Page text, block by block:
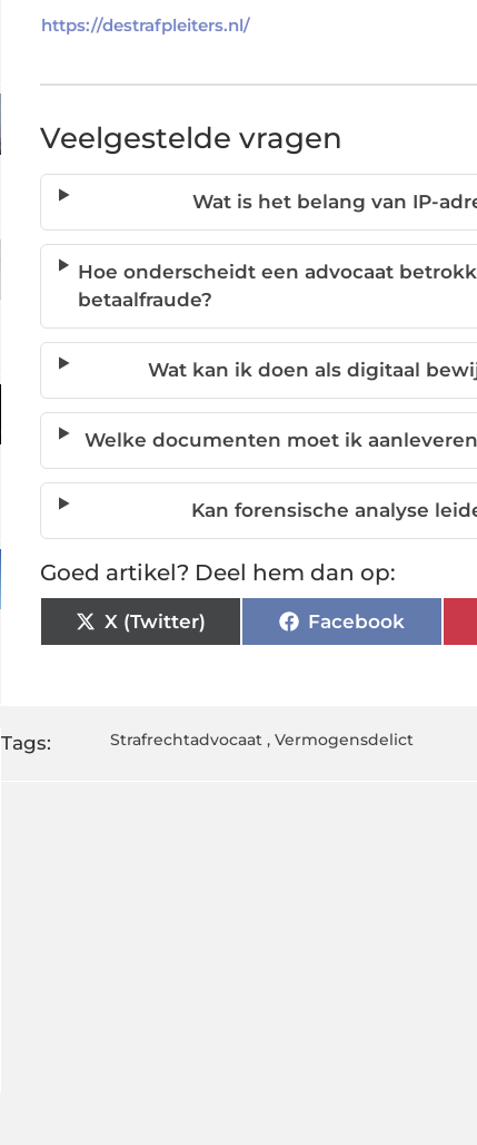
https://destrafpleiters.nl/
Veelgestelde vragen
Wat is het belang van IP-
Hoe onderscheidt een advocaat
betaalfraude?
Wat kan ik doen als digitaal
Welke documenten moet ik
Kan forensische analyse
Goed artikel? Deel hem dan op:
X (Twitter) Facebook
Tags: Strafrechtadvocaat, Vermogensdelict